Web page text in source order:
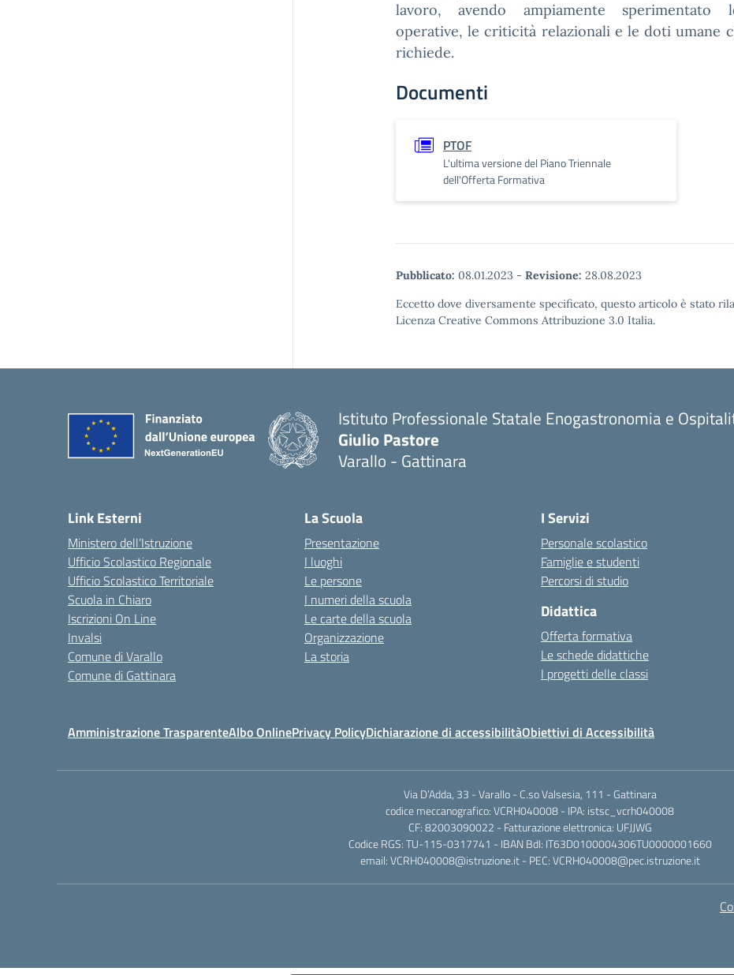
lavoro, avendo ampiamente sperimentato
operative, le criticità relazionali e le doti umane
richiede.
Documenti
PTOF
L'ultima versione del Piano Triennale
dell'Offerta Formativa
Pubblicato: 08.01.2023 - Revisione: 28.08.2023
Eccetto dove diversamente specificato, questo articolo è stato
Licenza Creative Commons Attribuzione 3.0 Italia.
Istituto Professionale Statale Enogastronomia e
Giulio Pastore
Varallo - Gattinara
Link Esterni
Ministero dell’Istruzione
Ufficio Scolastico Regionale
Ufficio Scolastico Territoriale
Scuola in Chiaro
Iscrizioni On Line
Invalsi
Comune di Varallo
Comune di Gattinara
La Scuola
Presentazione
I luoghi
Le persone
I numeri della scuola
Le carte della scuola
Organizzazione
La storia
I Servizi
Personale scolastico
Famiglie e studenti
Percorsi di studio
Didattica
Offerta formativa
Le schede didattiche
I progetti delle classi
Amministrazione TrasparenteAlbo OnlinePrivacy PolicyDichiarazione di accessibilitàObiettivi di Accessibilità
Via D’Adda, 33 - Varallo - C.so Valsesia, 111 - Gattinara
codice meccanografico: VCRH040008 - IPA: istsc_vcrh040008
CF: 82003090022 - Fatturazione elettronica: UFJJWG
Codice RGS: TU-115-0317741 - IBAN BdI: IT63D0100004306TU0000001660
email: VCRH040008@istruzione.it - PEC: VCRH040008@pec.istruzione.it